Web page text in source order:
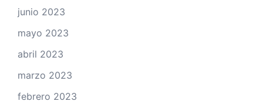
junio 2023
mayo 2023
abril 2023
marzo 2023
febrero 2023